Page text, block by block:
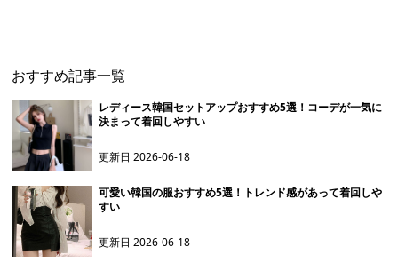
おすすめ記事一覧
レディース韓国セットアップおすすめ5選！コーデが一気に
決まって着回しやすい
更新日2026-06-18
可愛い韓国の服おすすめ5選！トレンド感があって着回しや
すい
更新日2026-06-18